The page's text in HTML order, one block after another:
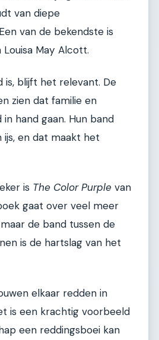
van diepe
van de bekendste is
Louisa May Alcott.
is, blijft het relevant. De
zien dat familie en
hand gaan. Hun band
ijs, en dat maakt het
is The Color Purple van
gaat over veel meer
de band tussen de
is de hartslag van het
elkaar redden in
is een krachtig voorbeeld
een reddingsboei kan